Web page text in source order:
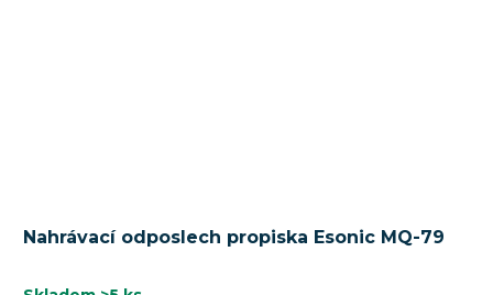
Nahrávací odposlech propiska Esonic MQ-79